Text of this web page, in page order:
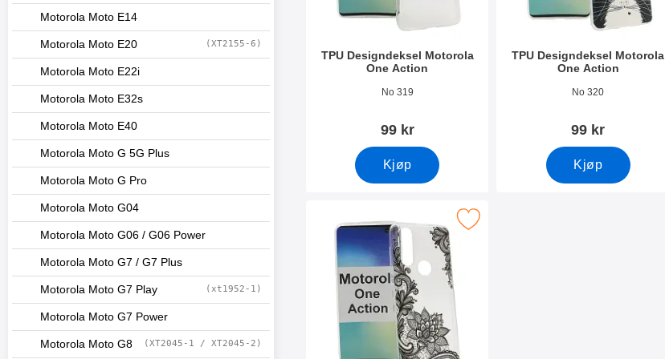
Motorola Moto E14
Motorola Moto E20 (XT2155-6)
Motorola Moto E22i
Motorola Moto E32s
Motorola Moto E40
Motorola Moto G 5G Plus
Motorola Moto G Pro
Motorola Moto G04
Motorola Moto G06 / G06 Power
Motorola Moto G7 / G7 Plus
Motorola Moto G7 Play (xt1952-1)
Motorola Moto G7 Power
Motorola Moto G8 (XT2045-1 / XT2045-2)
TPU Designdeksel Motorola
One Action
Varenummer 33234
No 319
99 kr
Kjøp
TPU Designdeksel Motorola
One Action
Varenummer 33233
No 320
99 kr
Kjøp
Merk tPU Designdeksel Motorola One Action som favoritt